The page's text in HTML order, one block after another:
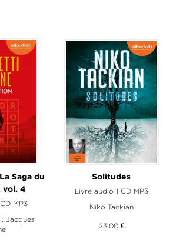
Saga du
vol. 4
MP3
Jacques
Solitudes
Livre audio 1 CD MP3
Niko Tackian
23,00 €